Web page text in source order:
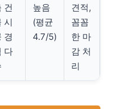
건
시
경
다
높음
(평균
4.7/5)
견적,
꼼꼼
한 마
감 처
리